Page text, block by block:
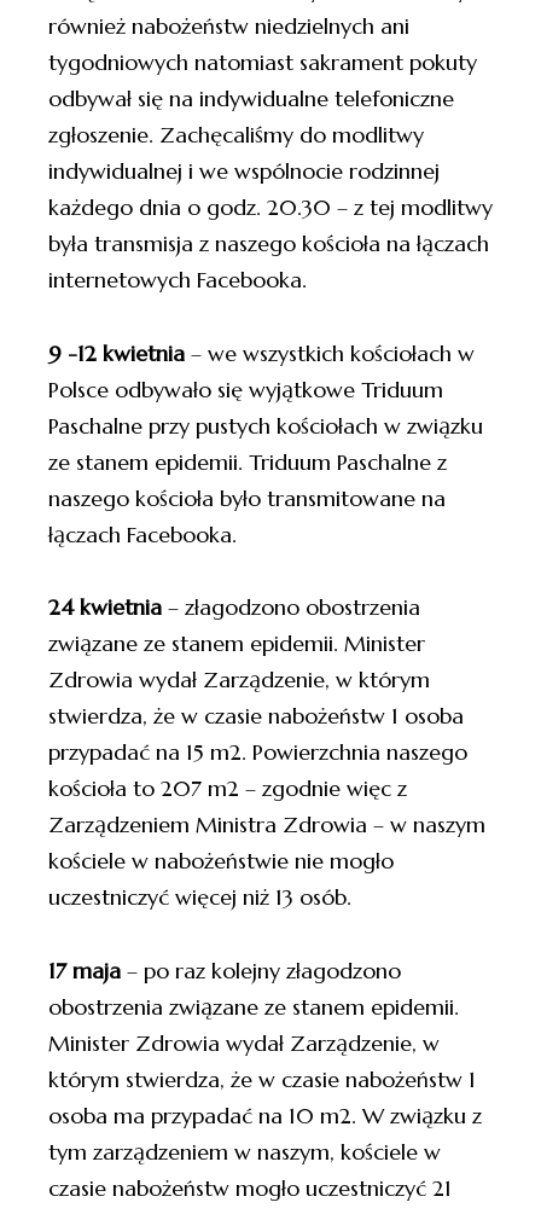
również nabożeństw niedzielnych ani
tygodniowych natomiast sakrament pokuty
odbywał się na indywidualne telefoniczne
zgłoszenie. Zachęcaliśmy do modlitwy
indywidualnej i we wspólnocie rodzinnej
każdego dnia o godz. 20.30 – z tej modlitwy
była transmisja z naszego kościoła na łączach
internetowych Facebooka.
9 -12 kwietnia – we wszystkich kościołach w
Polsce odbywało się wyjątkowe Triduum
Paschalne przy pustych kościołach w związku
ze stanem epidemii. Triduum Paschalne z
naszego kościoła było transmitowane na
łączach Facebooka.
24 kwietnia – złagodzono obostrzenia
związane ze stanem epidemii. Minister
Zdrowia wydał Zarządzenie, w którym
stwierdza, że w czasie nabożeństw 1 osoba
przypadać na 15 m2. Powierzchnia naszego
kościoła to 207 m2 – zgodnie więc z
Zarządzeniem Ministra Zdrowia – w naszym
kościele w nabożeństwie nie mogło
uczestniczyć więcej niż 13 osób.
17 maja – po raz kolejny złagodzono
obostrzenia związane ze stanem epidemii.
Minister Zdrowia wydał Zarządzenie, w
którym stwierdza, że w czasie nabożeństw 1
osoba ma przypadać na 10 m2. W związku z
tym zarządzeniem w naszym, kościele w
czasie nabożeństw mogło uczestniczyć 21